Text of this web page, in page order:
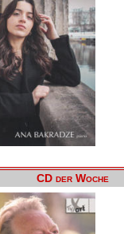
CD der Woche